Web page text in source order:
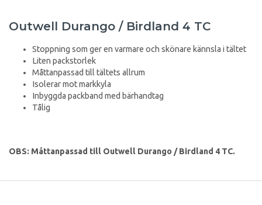
Outwell Durango / Birdland 4 TC
Stoppning som ger en varmare och skönare kännsla i tältet
Liten packstorlek
Måttanpassad till tältets allrum
Isolerar mot markkyla
Inbyggda packband med bärhandtag
Tålig
OBS: Måttanpassad till Outwell Durango / Birdland 4 TC.